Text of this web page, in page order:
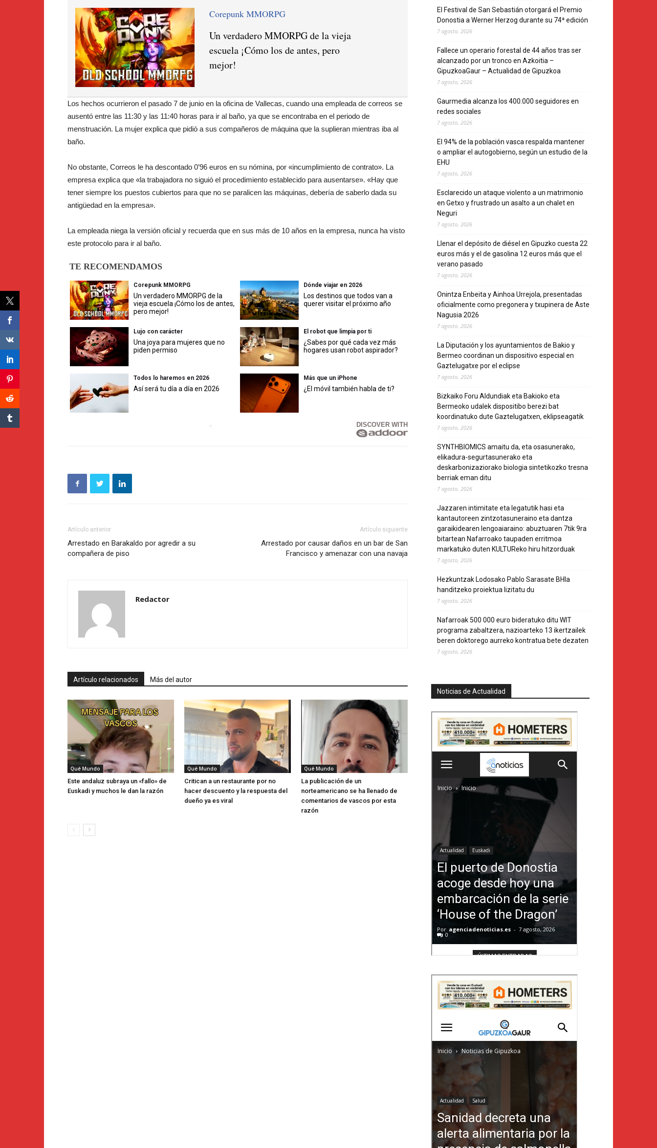
Corepunk MMORPG
Un verdadero MMORPG de la vieja
escuela ¡Cómo los de antes, pero
mejor!
Los hechos ocurrieron el pasado 7 de junio en la oficina de Vallecas, cuando una empleada de correos se
ausentó entre las 11:30 y las 11:40 horas para ir al baño, ya que se encontraba en el periodo de
menstruación. La mujer explica que pidió a sus compañeros de máquina que la suplieran mientras iba al
baño.
No obstante, Correos le ha descontado 0’96 euros en su nómina, por «incumplimiento de contrato». La
empresa explica que «la trabajadora no siguió el procedimiento establecido para ausentarse». «Hay que
tener siempre los puestos cubiertos para que no se paralicen las máquinas, debería de saberlo dada su
antigüedad en la empresa».
La empleada niega la versión oficial y recuerda que en sus más de 10 años en la empresa, nunca ha visto
este protocolo para ir al baño.
TE RECOMENDAMOS
Corepunk MMORPG
Un verdadero MMORPG de la
vieja escuela ¡Cómo los de antes,
pero mejor!
Dónde viajar en 2026
Los destinos que todos van a
querer visitar el próximo año
Lujo con carácter
Una joya para mujeres que no
piden permiso
El robot que limpia por ti
¿Sabes por qué cada vez más
hogares usan robot aspirador?
Todos lo haremos en 2026
Así será tu día a día en 2026
Más que un iPhone
¿El móvil también habla de ti?
DISCOVER WITH
Artículo anterior
Arrestado en Barakaldo por agredir a su
compañera de piso
Artículo siguiente
Arrestado por causar daños en un bar de San
Francisco y amenazar con una navaja
Redactor
Artículo relacionados Más del autor
Qué Mundo
Este andaluz subraya un «fallo» de
Euskadi y muchos le dan la razón
Qué Mundo
Critican a un restaurante por no
hacer descuento y la respuesta del
dueño ya es viral
Qué Mundo
La publicación de un
norteamericano se ha llenado de
comentarios de vascos por esta
razón
El Festival de San Sebastián otorgará el Premio
Donostia a Werner Herzog durante su 74ª edición
7 agosto, 2026
Fallece un operario forestal de 44 años tras ser
alcanzado por un tronco en Azkoitia –
GipuzkoaGaur – Actualidad de Gipuzkoa
7 agosto, 2026
Gaurmedia alcanza los 400.000 seguidores en
redes sociales
7 agosto, 2026
El 94% de la población vasca respalda mantener
o ampliar el autogobierno, según un estudio de la
EHU
7 agosto, 2026
Esclarecido un ataque violento a un matrimonio
en Getxo y frustrado un asalto a un chalet en
Neguri
7 agosto, 2026
Llenar el depósito de diésel en Gipuzko cuesta 22
euros más y el de gasolina 12 euros más que el
verano pasado
7 agosto, 2026
Onintza Enbeita y Ainhoa Urrejola, presentadas
oficialmente como pregonera y txupinera de Aste
Nagusia 2026
7 agosto, 2026
La Diputación y los ayuntamientos de Bakio y
Bermeo coordinan un dispositivo especial en
Gaztelugatxe por el eclipse
7 agosto, 2026
Bizkaiko Foru Aldundiak eta Bakioko eta
Bermeoko udalek dispositibo berezi bat
koordinatuko dute Gaztelugatxen, eklipseagatik
7 agosto, 2026
SYNTHBIOMICS amaitu da, eta osasunerako,
elikadura-segurtasunerako eta
deskarbonizaziorako biologia sintetikozko tresna
berriak eman ditu
7 agosto, 2026
Jazzaren intimitate eta legatutik hasi eta
kantautoreen zintzotasuneraino eta dantza
garaikidearen lengoaiaraino: abuztuaren 7tik 9ra
bitartean Nafarroako taupaden erritmoa
markatuko duten KULTUReko hiru hitzorduak
7 agosto, 2026
Hezkuntzak Lodosako Pablo Sarasate BHIa
handitzeko proiektua lizitatu du
7 agosto, 2026
Nafarroak 500 000 euro bideratuko ditu WIT
programa zabaltzera, nazioarteko 13 ikertzailek
beren doktorego aurreko kontratua bete dezaten
7 agosto, 2026
Noticias de Actualidad